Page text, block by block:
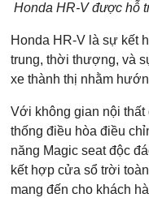
Honda HR-V được hỗ
Honda HR-V là sự kết
trung, thời thượng, và
xe thành thị nhằm
Với không gian nội
thống điều hòa điều
năng Magic seat độc
kết hợp cửa sổ trời
mang đến cho khách